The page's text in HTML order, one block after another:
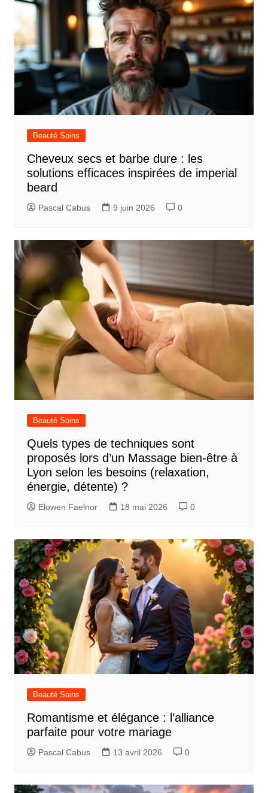
Beauté Soins
Cheveux secs et barbe dure : les
solutions efficaces inspirées de imperial
beard
Pascal Cabus 9 juin 2026 0
Beauté Soins
Quels types de techniques sont
proposés lors d’un Massage bien-être à
Lyon selon les besoins (relaxation,
énergie, détente) ?
Elowen Faelnor 18 mai 2026 0
Beauté Soins
Romantisme et élégance : l’alliance
parfaite pour votre mariage
Pascal Cabus 13 avril 2026 0